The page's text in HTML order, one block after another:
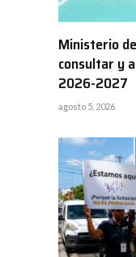
Ministerio
consultar y
2026-2027
agosto 5, 2026